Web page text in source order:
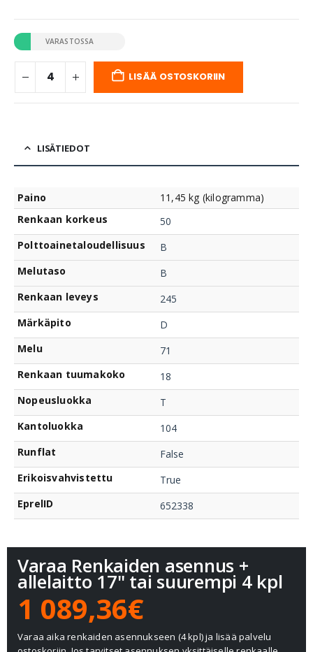
VARASTOSSA
LISÄÄ OSTOSKORIIN
LISÄTIEDOT
Paino
11,45 kg (kilogramma)
Renkaan korkeus
50
Polttoainetaloudellisuus
B
Melutaso
B
Renkaan leveys
245
Märkäpito
D
Melu
71
Renkaan tuumakoko
18
Nopeusluokka
T
Kantoluokka
104
Runflat
False
Erikoisvahvistettu
True
EprelID
652338
Varaa Renkaiden asennus +
allelaitto 17" tai suurempi 4 kpl
1 089,36€
Varaa aika renkaiden asennukseen (4 kpl) ja lisää palvelu